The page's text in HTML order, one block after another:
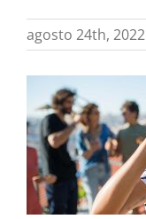
agosto 24th, 2022